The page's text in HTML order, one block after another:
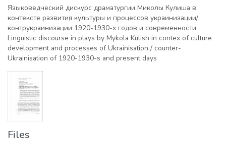
Языковедческий дискурс драматургии Миколы Кулиша в
контексте развития культуры и процессов украинизации/
контрукраинизации 1920-1930-х годов и современности
Linguistic discourse in plays by Mykola Kulish in contex of culture
development and processes of Ukrainisation / counter-
Ukrainisation of 1920-1930-s and present days
Files